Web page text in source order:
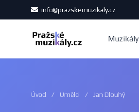
info@prazskemuzikaly.cz
Muzikály
Úvod / Umělci / Jan Dlouhý